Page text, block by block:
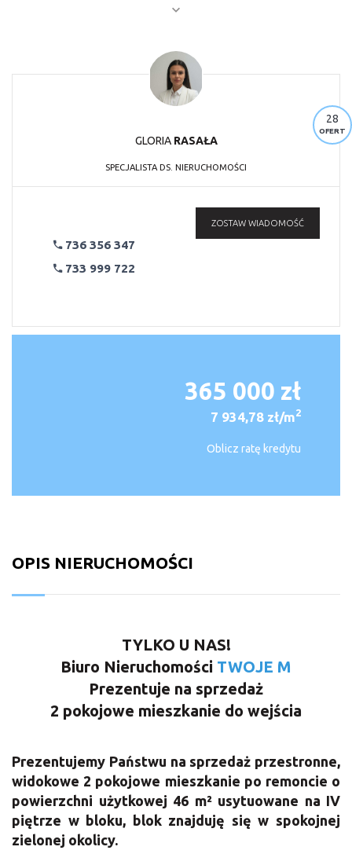
28
OFERT
GLORIA RASAŁA
SPECJALISTA DS. NIERUCHOMOŚCI
736 356 347
733 999 722
ZOSTAW WIADOMOŚĆ
365 000 zł
7 934,78 zł/m2
Oblicz ratę kredytu
OPIS NIERUCHOMOŚCI
TYLKO U NAS!
Biuro Nieruchomości TWOJE M
Prezentuje na sprzedaż
2 pokojowe mieszkanie do wejścia
Prezentujemy Państwu na sprzedaż przestronne,
widokowe 2 pokojowe mieszkanie po remoncie o
powierzchni użytkowej 46 m² usytuowane na IV
piętrze w bloku, blok znajduję się w spokojnej
zielonej okolicy.